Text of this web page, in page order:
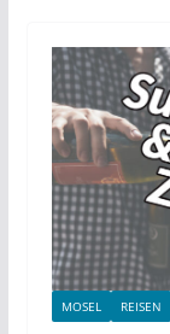
MOSEL REISEN